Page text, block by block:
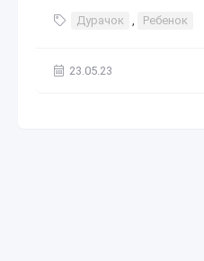
Дурачок , Ребенок
23.05.23